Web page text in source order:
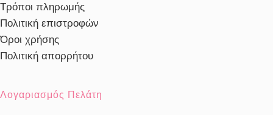
Τρόποι πληρωμής
Πολιτική επιστροφών
Όροι χρήσης
Πολιτική απορρήτου
Λογαριασμός Πελάτη